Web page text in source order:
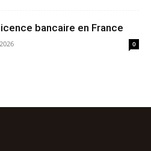
bancaire en France
0